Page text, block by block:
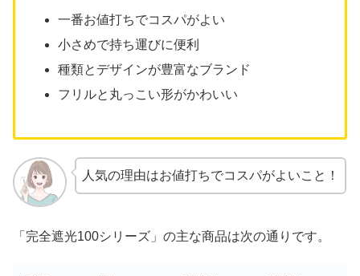
一番お値打ちでコスパがよい
小さめで持ち運びに便利
種類とデザインが豊富なブランド
フリルと丸っこい形がかわいい
人気の理由はお値打ちでコスパがよいこと！
「完全遮光100シリーズ」の主な商品は次の通りです。